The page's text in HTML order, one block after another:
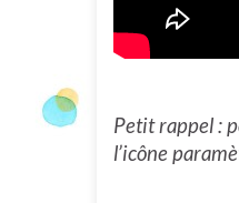
Petit rappel :
l’icône